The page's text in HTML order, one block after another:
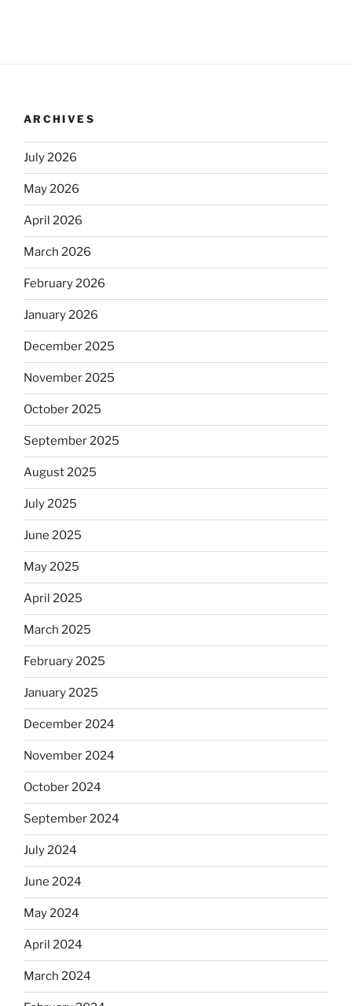
ARCHIVES
July 2026
May 2026
April 2026
March 2026
February 2026
January 2026
December 2025
November 2025
October 2025
September 2025
August 2025
July 2025
June 2025
May 2025
April 2025
March 2025
February 2025
January 2025
December 2024
November 2024
October 2024
September 2024
July 2024
June 2024
May 2024
April 2024
March 2024